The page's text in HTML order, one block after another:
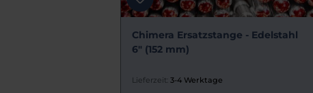
Chimera Ersatzstange - Edelstahl
6" (152 mm)
Lieferzeit: 3-4 Werktage